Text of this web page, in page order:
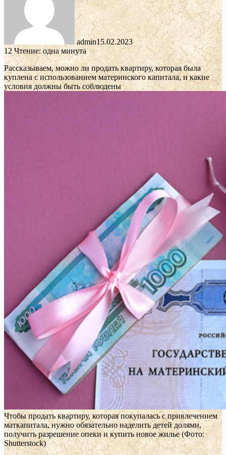
admin15.02.2023
12Чтение: одна минута
Рассказываем, можно ли продать квартиру, которая была
куплена с использованием материнского капитала, и какие
условия должны быть соблюдены
Чтобы продать квартиру, которая покупалась с привлечением
маткапитала, нужно обязательно наделить детей долями,
получить разрешение опеки и купить новое жилье(Фото:
Shutterstock)